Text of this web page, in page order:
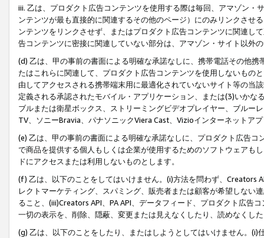
iii. 乙は、プロダクト広告コンテンツを使用する際は毎回、アマゾン
ンテンツが最も直接的に関連するその他のページ）にのみリンクさせ
ンテンツをリンクさせず、またはプロダクト広告コンテンツに関連し
告コンテンツに密接に関連していない部分は、アマゾン・サイト以外
(d) 乙は、甲の事前の書面による明確な承諾なしに、携帯電話その他
たはこれらに関連して、プロダクト広告コンテンツを使用しないもの
由してアクセスされる携帯端末用に最適化されていないサイト等の当
定義される承認されたモバイル・アプリケーション、または(3)いか
ブルまたは衛星ボックス、ストリーミングビデオプレイヤー、ブルー
TV、ソニーBravia、パナソニックViera Cast、Vizioインターネットア
(e) 乙は、甲の事前の書面による明確な承諾なしに、プロダクト広告
で商品を提供する個人もしくは企業が使用するためのソフトウェアも
ドにアクセスまたは利用しないものとします。
(f) 乙は、以下のことをしてはいけません。(i)方法を問わず、Creators
レクトマーケティング、スパミング、販売者または顧客が希望しない
ること、(iii)Creators API、PA API、データフィード、プロダクト広告
一切の表示を、削除、隠蔽、変更または見えなくしたり、読めなくし
(g) 乙は、以下のことをしたり、またはしようとしてはいけません。